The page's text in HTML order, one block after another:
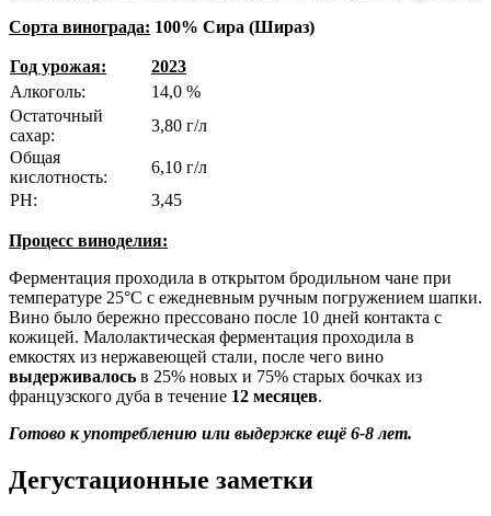
Сорта винограда: 100% Сира (Шираз)
Год урожая:
2023
Алкоголь:
14,0 %
Остаточный
сахар:
3,80 г/л
Общая
кислотность:
6,10 г/л
РН:
3,45
Процесс виноделия:
Ферментация проходила в открытом бродильном чане при
температуре 25°C с ежедневным ручным погружением шапки.
Вино было бережно прессовано после 10 дней контакта с
кожицей. Малолактическая ферментация проходила в
емкостях из нержавеющей стали, после чего вино
выдерживалось в 25% новых и 75% старых бочках из
французского дуба в течение 12 месяцев.
Готово к употреблению или выдержке ещё 6-8 лет.
Дегустационные заметки